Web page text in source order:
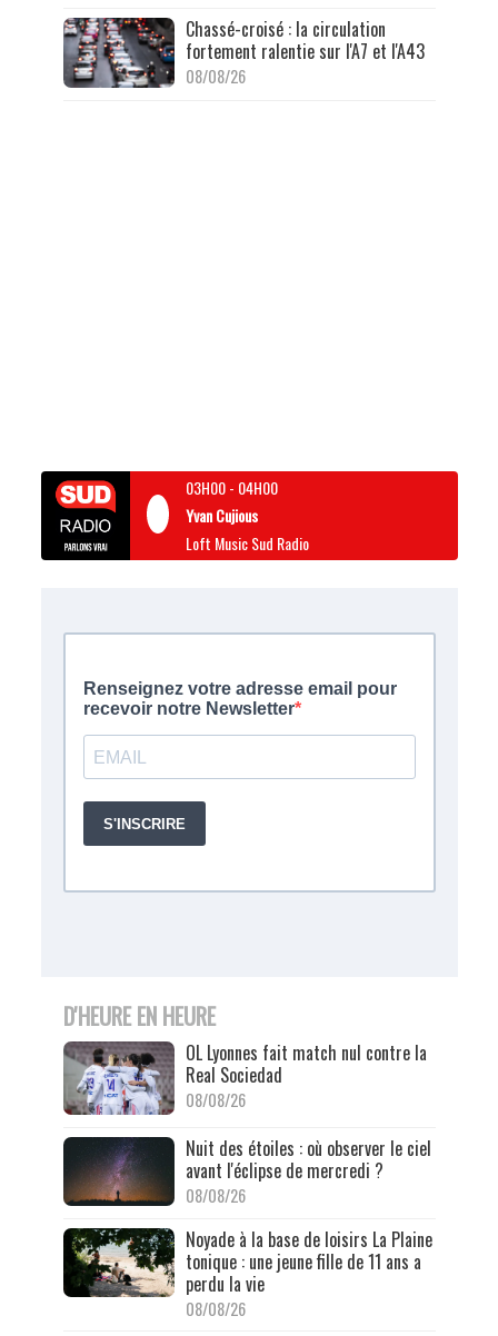
Chassé-croisé : la circulation
fortement ralentie sur l'A7 et l'A43
08/08/26
03H00- 04H00
Yvan Cujious
Loft Music Sud Radio
D'HEURE EN HEURE
OL Lyonnes fait match nul contre la
Real Sociedad
08/08/26
Nuit des étoiles : où observer le ciel
avant l'éclipse de mercredi ?
08/08/26
Noyade à la base de loisirs La Plaine
tonique : une jeune fille de 11 ans a
perdu la vie
08/08/26